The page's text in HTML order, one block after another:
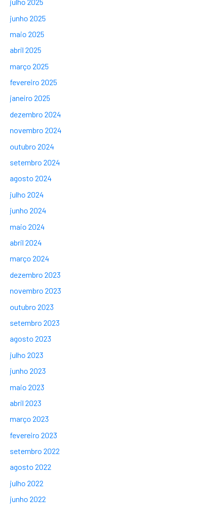
junho 2025
maio 2025
abril 2025
março 2025
fevereiro 2025
janeiro 2025
dezembro 2024
novembro 2024
outubro 2024
setembro 2024
agosto 2024
julho 2024
junho 2024
maio 2024
abril 2024
março 2024
dezembro 2023
novembro 2023
outubro 2023
setembro 2023
agosto 2023
julho 2023
junho 2023
maio 2023
abril 2023
março 2023
fevereiro 2023
setembro 2022
agosto 2022
julho 2022
junho 2022